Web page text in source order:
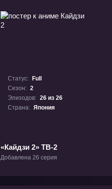
Статус:
Full
Сезон: 2
Эпизодов: 26 из 26
Страна: Япония
«Кайдзи 2» ТВ-2
Добавлена 26 серия